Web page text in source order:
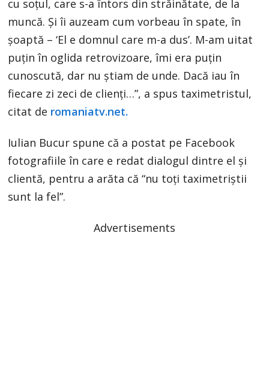
cu soțul, care s-a întors din străinătate, de la
muncă. Și îi auzeam cum vorbeau în spate, în
șoaptă – ‘El e domnul care m-a dus’. M-am uitat
puțin în oglida retrovizoare, îmi era puțin
cunoscută, dar nu știam de unde. Dacă iau în
fiecare zi zeci de clienți…”, a spus taximetristul,
citat de romaniatv.net.
Iulian Bucur spune că a postat pe Facebook
fotografiile în care e redat dialogul dintre el și
clientă, pentru a arăta că “nu toți taximetriștii
sunt la fel”.
Advertisements